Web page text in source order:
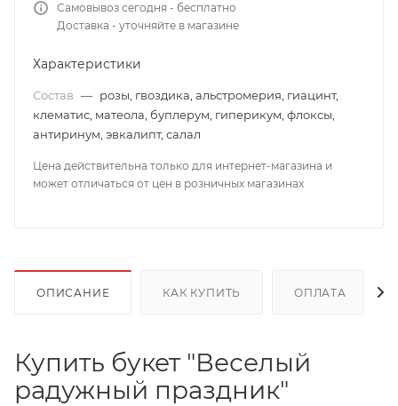
Самовывоз сегодня - бесплатно
Доставка - уточняйте в магазине
Характеристики
Состав — розы, гвоздика, альстромерия, гиацинт,
клематис, матеола, буплерум, гиперикум, флоксы,
антиринум, эвкалипт, салал
Цена действительна только для интернет-магазина и
может отличаться от цен в розничных магазинах
ОПИСАНИЕ КАК КУПИТЬ ОПЛАТА
Купить букет "Веселый
радужный праздник"